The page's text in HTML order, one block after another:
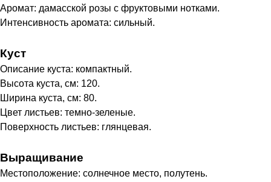
Аромат: дамасской розы с фруктовыми нотками.
Интенсивность аромата: сильный.
Куст
Описание куста: компактный.
Высота куста, см: 120.
Ширина куста, см: 80.
Цвет листьев: темно-зеленые.
Поверхность листьев: глянцевая.
Выращивание
Местоположение: солнечное место, полутень.